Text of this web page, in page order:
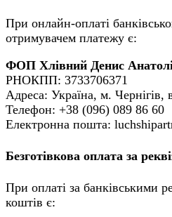
При онлайн-оплаті
отримувачем платежу є:
ФОП Хлівний Денис
РНОКПП: 3733706371
Адреса: Україна, м. Чернігів,
Телефон: +38 (096) 089 86 60
Електронна пошта:
Безготівкова оплата за
При оплаті за банківськими
коштів є: